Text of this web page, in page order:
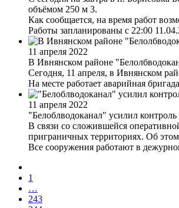
объёмом 250 м 3.
Как сообщается, на время работ
Работы запланированы с 22:00
11 апреля 2022
В Ивнянском районе
Сегодня, 11 апреля, в Ивнянском
На месте работает аварийная
11 апреля 2022
"Белоблводоканал" усилил
В связи со сложившейся
приграничных территориях. Об
Все сооружения работают в
1
…
243